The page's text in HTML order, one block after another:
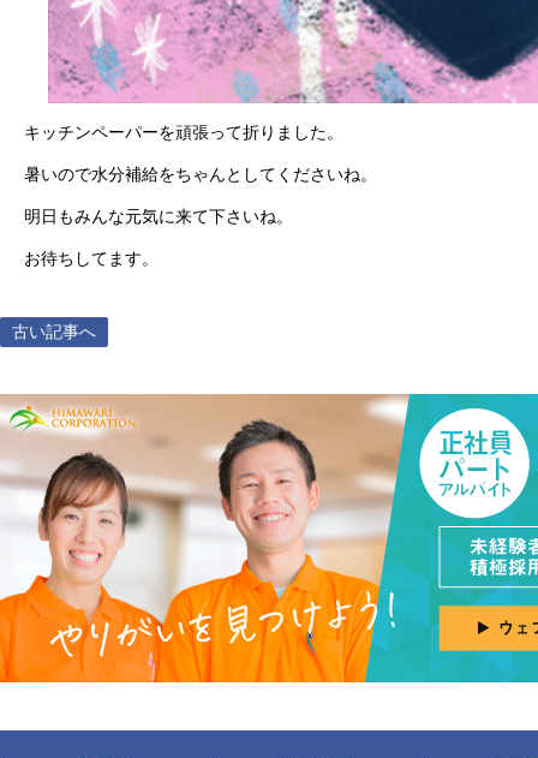
キッチンペーパーを頑張って折りました。
暑いので水分補給をちゃんとしてくださいね。
明日もみんな元気に来て下さいね。
お待ちしてます。
古い記事へ